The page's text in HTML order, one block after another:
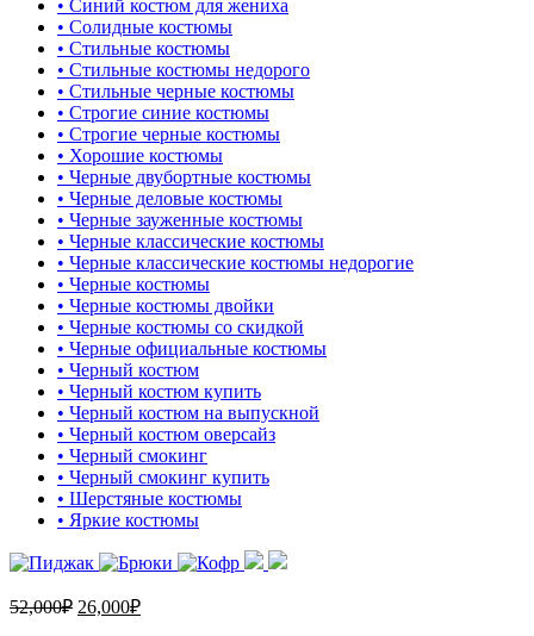
• Синий костюм для жениха
• Солидные костюмы
• Стильные костюмы
• Стильные костюмы недорого
• Стильные черные костюмы
• Строгие синие костюмы
• Строгие черные костюмы
• Хорошие костюмы
• Черные двубортные костюмы
• Черные деловые костюмы
• Черные зауженные костюмы
• Черные классические костюмы
• Черные классические костюмы недорогие
• Черные костюмы
• Черные костюмы двойки
• Черные костюмы со скидкой
• Черные официальные костюмы
• Черный костюм
• Черный костюм купить
• Черный костюм на выпускной
• Черный костюм оверсайз
• Черный смокинг
• Черный смокинг купить
• Шерстяные костюмы
• Яркие костюмы
52,000₽ 26,000₽